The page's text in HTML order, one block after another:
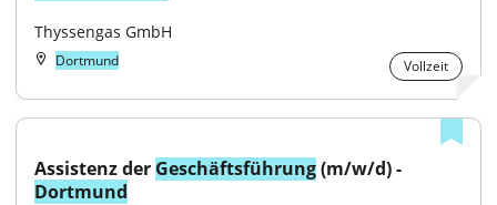
Thyssengas GmbH
Dortmund Vollzeit
Assistenz der Geschäftsführung
Dortmund